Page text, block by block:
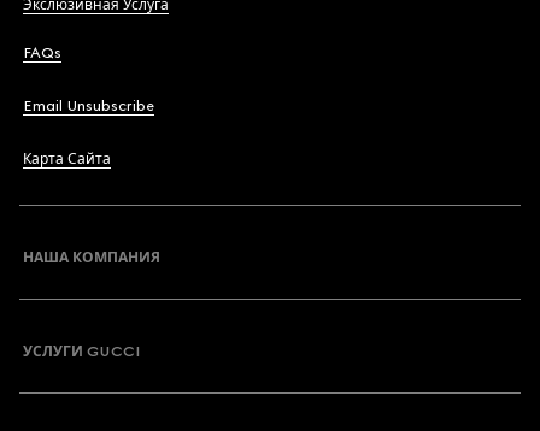
Экслюзивная Услуга
FAQs
Email Unsubscribe
Карта Сайта
НАША КОМПАНИЯ
УСЛУГИ GUCCI